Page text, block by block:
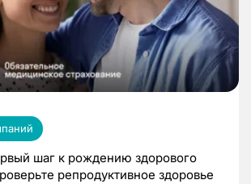
шаг к рождению здорового
репродуктивное здоровье